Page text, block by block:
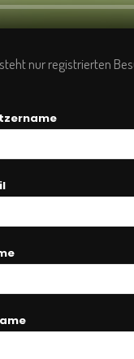
nur registrierten